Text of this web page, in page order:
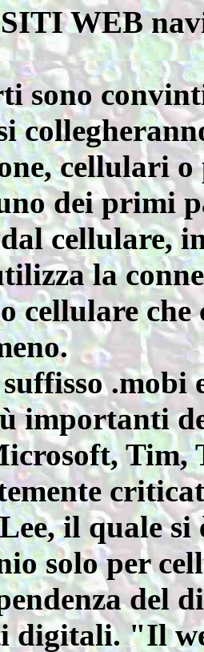
WEB
sono
cellulari
dei primi
cellulare,
la
cellulare
.mobi
importanti
Tim,
il quale
solo per
del
digitali. "Il